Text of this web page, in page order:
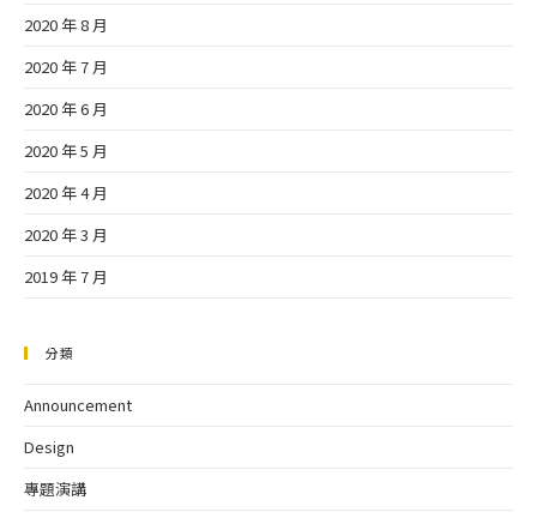
2020 年 8 月
2020 年 7 月
2020 年 6 月
2020 年 5 月
2020 年 4 月
2020 年 3 月
2019 年 7 月
分類
Announcement
Design
專題演講